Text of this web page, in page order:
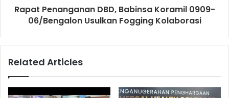
Rapat Penanganan DBD, Babinsa Koramil 0909-
06/Bengalon Usulkan Fogging Kolaborasi
Related Articles